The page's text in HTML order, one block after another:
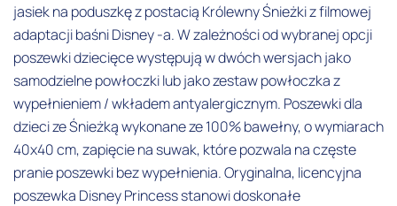
jasiek na poduszkę z postacią Królewny Śnieżki z filmowej
adaptacji baśni Disney -a. W zależności od wybranej opcji
poszewki dziecięce występują w dwóch wersjach jako
samodzielne powłoczki lub jako zestaw powłoczka z
wypełnieniem / wkładem antyalergicznym. Poszewki dla
dzieci ze Śnieżką wykonane ze 100% bawełny, o wymiarach
40x40 cm, zapięcie na suwak, które pozwala na częste
pranie poszewki bez wypełnienia. Oryginalna, licencyjna
poszewka Disney Princess stanowi doskonałe